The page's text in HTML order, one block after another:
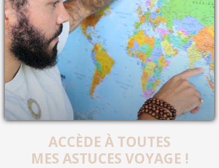
ACCÈDE À TOUTES
MES ASTUCES VOYAGE !